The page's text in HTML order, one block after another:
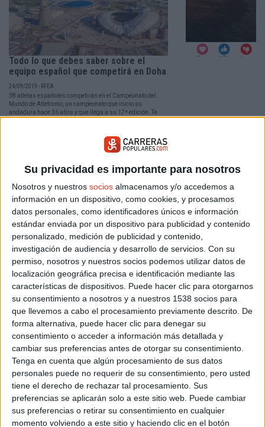
Su privacidad es importante para nosotros
Nosotros y nuestros socios almacenamos y/o accedemos a
información en un dispositivo, como cookies, y procesamos
datos personales, como identificadores únicos e información
estándar enviada por un dispositivo para publicidad y contenido
personalizado, medición de publicidad y contenido,
investigación de audiencia y desarrollo de servicios. Con su
permiso, nosotros y nuestros socios podemos utilizar datos de
localización geográfica precisa e identificación mediante las
características de dispositivos. Puede hacer clic para otorgarnos
su consentimiento a nosotros y a nuestros 1538 socios para
que llevemos a cabo el procesamiento previamente descrito. De
forma alternativa, puede hacer clic para denegar su
consentimiento o acceder a información más detallada y
cambiar sus preferencias antes de otorgar su consentimiento.
Tenga en cuenta que algún procesamiento de sus datos
personales puede no requerir de su consentimiento, pero usted
tiene el derecho de rechazar tal procesamiento. Sus
preferencias se aplicarán solo a este sitio web. Puede cambiar
sus preferencias o retirar su consentimiento en cualquier
momento volviendo a este sitio y haciendo clic en el botón
Todo lo que debes saber sobre el
equipo español que competirá en Doha
24/09/2019 - RFEA
38 atletas españoles competirán en el Campeonato del
Mundo de Atletismo, un campeonato que inicio su
andadura hace 36 años y que llega a su 17ª edición. Te
Europeo de Helsinki: Mucho más que el
triplete en maratón
El Campeonato de Europa de Atletismo de 1994 dejó
muchos más momentos para la historia del deporte
español que el triplete de Fiz, García y Juzdado.